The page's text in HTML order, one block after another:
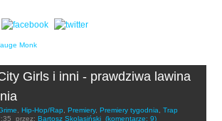
Monk
Girls i inni - prawdziwa lawina
Hip-Hop/Rap Premiery, Premiery tygodnia
Trap
przez: Bartosz Skolasiński (komentarze: 9)